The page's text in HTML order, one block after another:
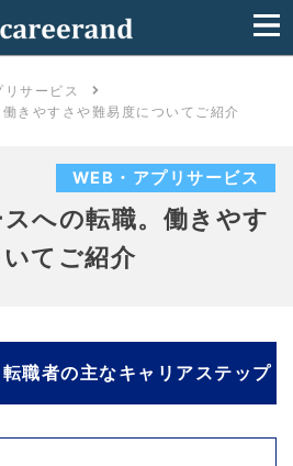
サービス
きやすさや難易度についてご紹介
WEB・アプリサービス
への転職。働きやす
てご紹介
職者の主なキャリアステップ